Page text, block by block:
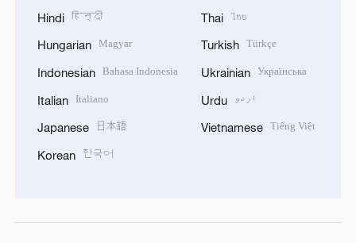
Hindi हिन्दी
Hungarian Magyar
Indonesian Bahasa Indonesia
Italian Italiano
Japanese 日本語
Korean 한국어
Thai ไทย
Turkish Türkçe
Ukrainian Українська
Urdu اردو
Vietnamese Tiếng Việt